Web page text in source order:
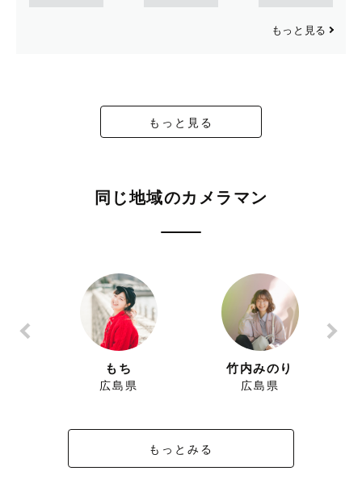
もっと見る
もっと見る
同じ地域のカメラマン
もち
広島県
竹内みのり
広島県
もっとみる